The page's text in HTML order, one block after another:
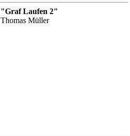
"Graf Laufen 2"
Thomas Müller